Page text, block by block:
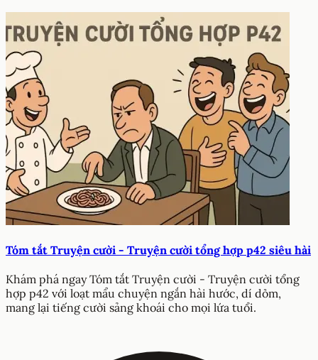
Tóm tắt Truyện cười - Truyện cười tổng hợp p42 siêu hài
Khám phá ngay Tóm tắt Truyện cười - Truyện cười tổng
hợp p42 với loạt mẩu chuyện ngắn hài hước, dí dỏm,
mang lại tiếng cười sảng khoái cho mọi lứa tuổi.